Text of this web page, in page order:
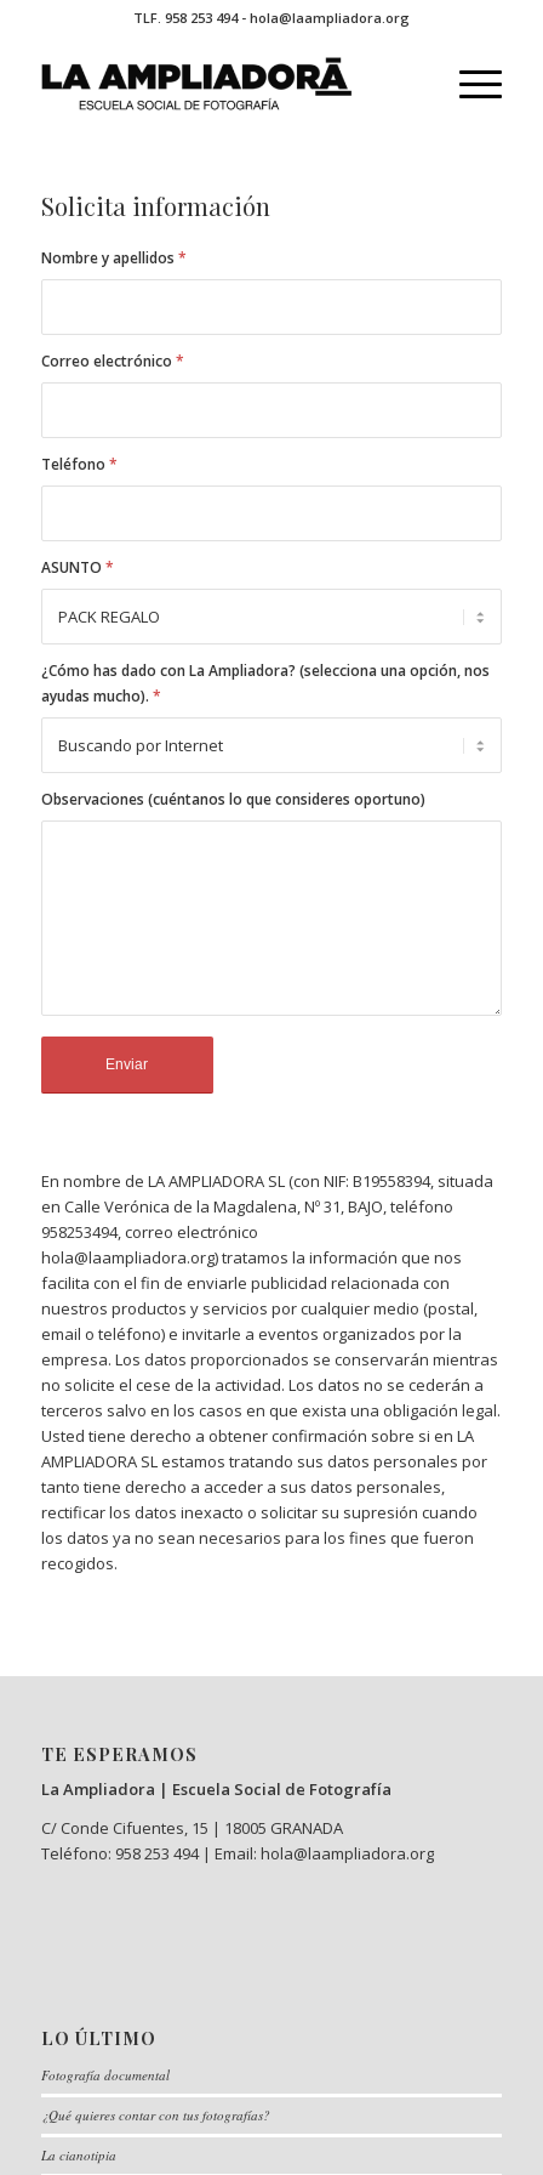
TLF. 958 253 494 - hola@laampliadora.org
Solicita información
Nombre y apellidos *
Correo electrónico *
Teléfono *
ASUNTO *
¿Cómo has dado con La Ampliadora? (selecciona una opción, nos
ayudas mucho). *
Observaciones (cuéntanos lo que consideres oportuno)
En nombre de LA AMPLIADORA SL (con NIF: B19558394, situada
en Calle Verónica de la Magdalena, Nº 31, BAJO, teléfono
958253494, correo electrónico
hola@laampliadora.org) tratamos la información que nos
facilita con el fin de enviarle publicidad relacionada con
nuestros productos y servicios por cualquier medio (postal,
email o teléfono) e invitarle a eventos organizados por la
empresa. Los datos proporcionados se conservarán mientras
no solicite el cese de la actividad. Los datos no se cederán a
terceros salvo en los casos en que exista una obligación legal.
Usted tiene derecho a obtener confirmación sobre si en LA
AMPLIADORA SL estamos tratando sus datos personales por
tanto tiene derecho a acceder a sus datos personales,
rectificar los datos inexacto o solicitar su supresión cuando
los datos ya no sean necesarios para los fines que fueron
recogidos.
TE ESPERAMOS
La Ampliadora | Escuela Social de Fotografía
C/ Conde Cifuentes, 15 | 18005 GRANADA
Teléfono: 958 253 494 | Email: hola@laampliadora.org
LO ÚLTIMO
Fotografía documental
¿Qué quieres contar con tus fotografías?
La cianotipia